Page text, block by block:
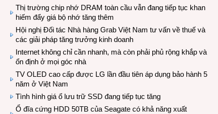
Thị trường chip nhớ DRAM toàn cầu vẫn đang tiếp tục khan
hiếm đẩy giá bộ nhớ tăng thêm
Hội nghị Đối tác Nhà hàng Grab Việt Nam tư vấn về thuế và
các giải pháp tăng trưởng kinh doanh
Internet không chỉ cần nhanh, mà còn phải phủ rộng khắp và
ổn định ở mọi góc nhà
TV OLED cao cấp được LG lần đầu tiên áp dụng bảo hành 5
năm ở Việt Nam
Tình hình giá ổ lưu trữ SSD đang tiếp tục tăng
Ổ đĩa cứng HDD 50TB của Seagate có khả năng xuất